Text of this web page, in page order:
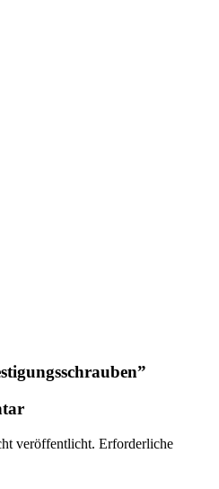
”
veröffentlicht. Erforderliche